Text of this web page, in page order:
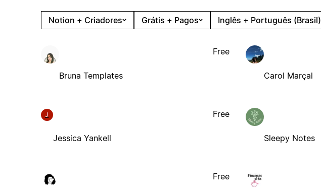
Notion + Criadores Grátis + Pagos Inglês + Português (Brasil)
Bruna Templates
Free
Carol Marçal
J
Jessica Yankell
Free
Sleepy Notes
Free